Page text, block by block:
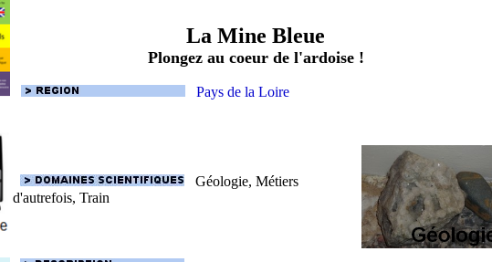
La Mine Bleue
Plongez au coeur de l'ardoise !
Pays de la Loire
Géologie, Métiers
d'autrefois, Train